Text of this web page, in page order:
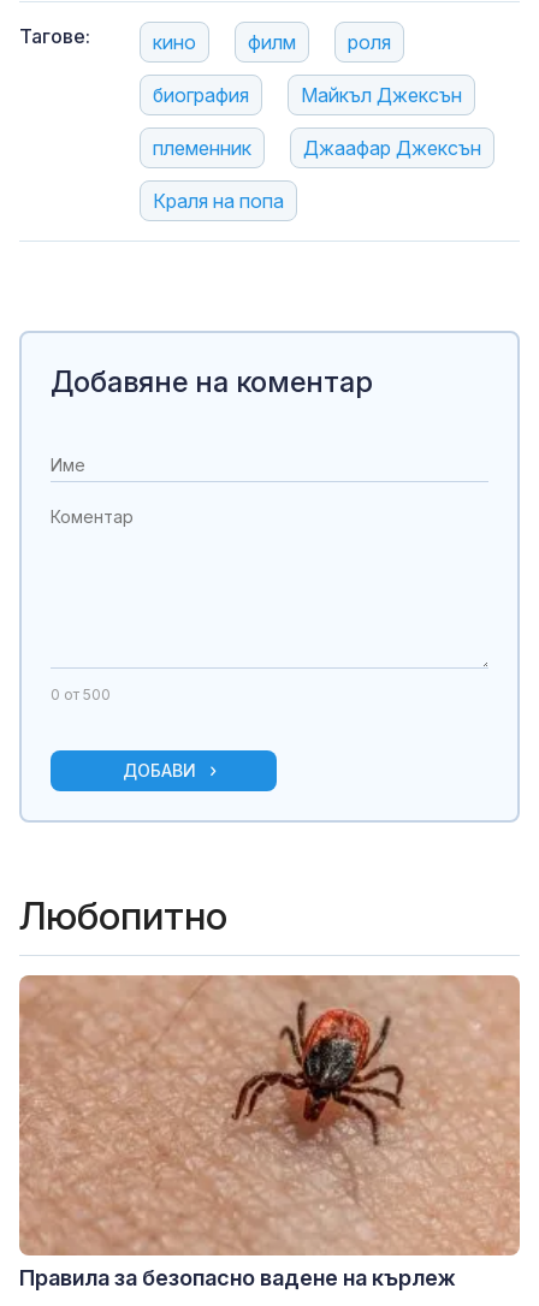
Тагове: кино филм роля
биография Майкъл Джексън
племенник Джаафар Джексън
Краля на попа
Добавяне на коментар
0 от 500
ДОБАВИ
Любопитно
Правила за безопасно вадене на кърлеж